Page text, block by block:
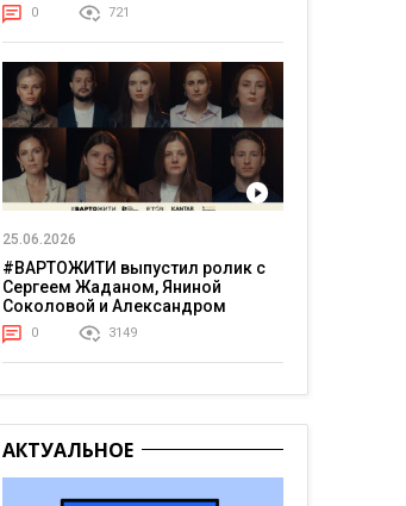
0 721
25.06.2026
#ВАРТОЖИТИ выпустил ролик с
Сергеем Жаданом, Яниной
Соколовой и Александром
Тереном о жизни в постоянном
напряжении
0 3149
АКТУАЛЬНОЕ